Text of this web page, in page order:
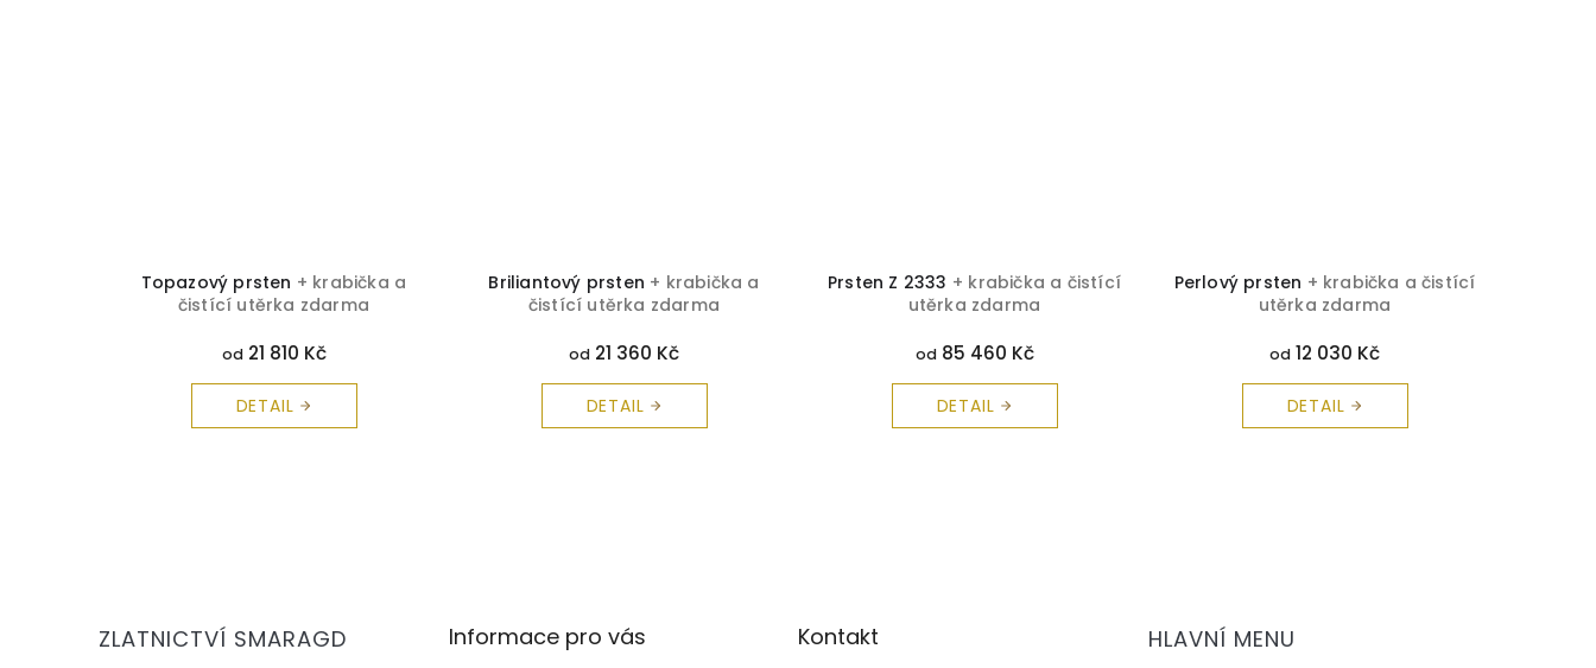
Topazový prsten + krabička a
čistící utěrka zdarma
od21 810 Kč
DETAIL
Briliantový prsten + krabička a
čistící utěrka zdarma
od 21 360 Kč
DETAIL
Prsten Z 2333 + krabička a čistící
utěrka zdarma
od85 460 Kč
DETAIL
Perlový prsten + krabička a čistící
utěrka zdarma
od 12 030 Kč
DETAIL
ZLATNICTVÍ SMARAGD Informace pro vás Kontakt HLAVNÍ MENU